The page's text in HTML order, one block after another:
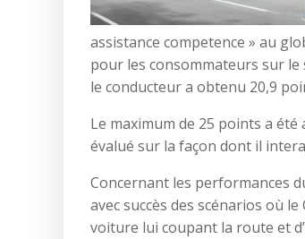
assistance competence » au
pour les consommateurs sur le
le conducteur a obtenu 20,9
Le maximum de 25 points a
évalué sur la façon dont il
Concernant les performances
avec succès des scénarios où
voiture lui coupant la route et